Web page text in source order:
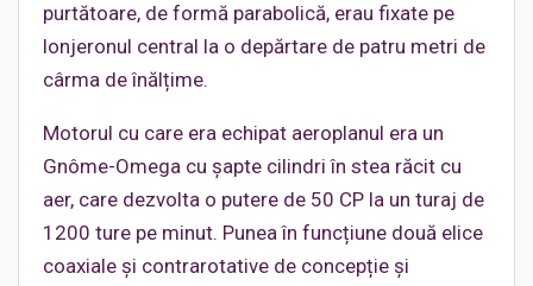
purtătoare, de formă parabolică, erau fixate pe
lonjeronul central la o depărtare de patru metri de
cârma de înălțime.
Motorul cu care era echipat aeroplanul era un
Gnôme-Omega cu șapte cilindri în stea răcit cu
aer, care dezvolta o putere de 50 CP la un turaj de
1200 ture pe minut. Punea în funcțiune două elice
coaxiale și contrarotative de concepție și